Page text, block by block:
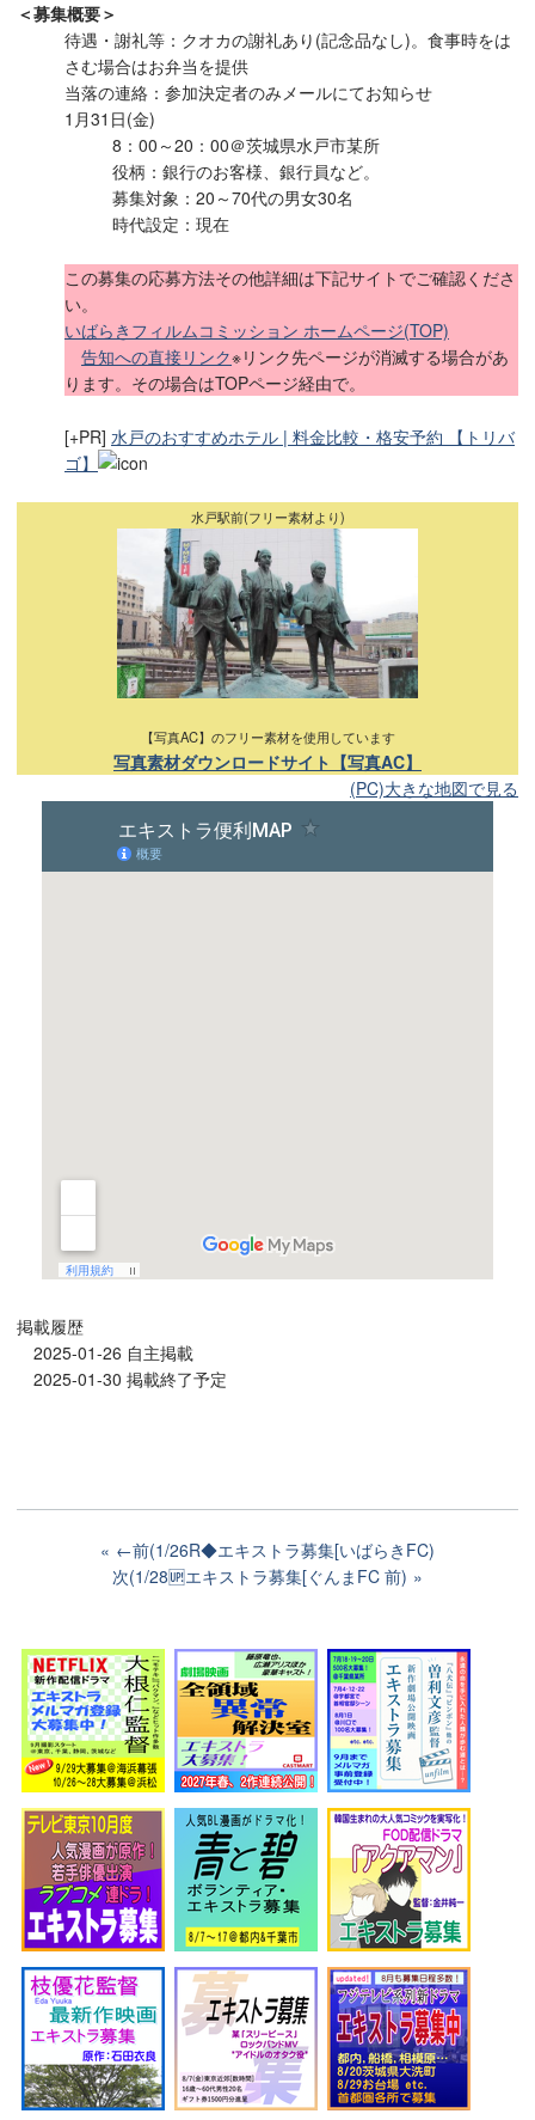
＜募集概要＞
待遇・謝礼等：クオカの謝礼あり(記念品なし)。食事時をは
さむ場合はお弁当を提供
当落の連絡：参加決定者のみメールにてお知らせ
1月31日(金)
8：00～20：00＠茨城県水戸市某所
役柄：銀行のお客様、銀行員など。
募集対象：20～70代の男女30名
時代設定：現在
この募集の応募方法その他詳細は下記サイトでご確認くださ
い。
いばらきフィルムコミッション ホームページ(TOP)
告知への直接リンク※リンク先ページが消滅する場合があ
ります。その場合はTOPページ経由で。
[+PR] 水戸のおすすめホテル | 料金比較・格安予約 【トリバ
ゴ】
水戸駅前(フリー素材より)
【写真AC】のフリー素材を使用しています
写真素材ダウンロードサイト【写真AC】
(PC)大きな地図で見る
掲載履歴
2025-01-26 自主掲載
2025-01-30 掲載終了予定
←前(1/26R◆エキストラ募集[いばらきFC)
次(1/28🆙エキストラ募集[ぐんまFC 前)